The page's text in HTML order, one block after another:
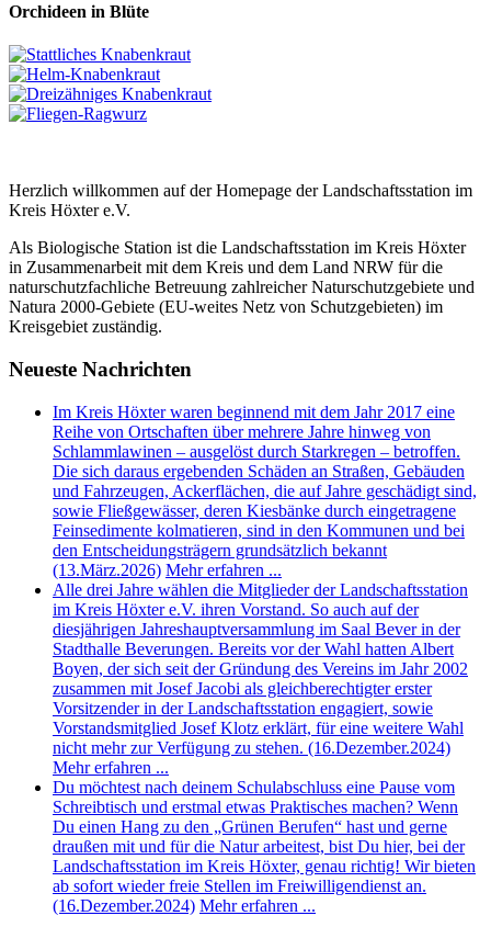
Orchideen in Blüte
Herzlich willkommen auf der Homepage der Landschaftsstation im
Kreis Höxter e.V.
Als Biologische Station ist die Landschaftsstation im Kreis Höxter
in Zusammenarbeit mit dem Kreis und dem Land NRW für die
naturschutzfachliche Betreuung zahlreicher Naturschutzgebiete und
Natura 2000-Gebiete (EU-weites Netz von Schutzgebieten) im
Kreisgebiet zuständig.
Neueste Nachrichten
Im Kreis Höxter waren beginnend mit dem Jahr 2017 eine
Reihe von Ortschaften über mehrere Jahre hinweg von
Schlammlawinen – ausgelöst durch Starkregen – betroffen.
Die sich daraus ergebenden Schäden an Straßen, Gebäuden
und Fahrzeugen, Ackerflächen, die auf Jahre geschädigt sind,
sowie Fließgewässer, deren Kiesbänke durch eingetragene
Feinsedimente kolmatieren, sind in den Kommunen und bei
den Entscheidungsträgern grundsätzlich bekannt
(13.März.2026) Mehr erfahren ...
Alle drei Jahre wählen die Mitglieder der Landschaftsstation
im Kreis Höxter e.V. ihren Vorstand. So auch auf der
diesjährigen Jahreshauptversammlung im Saal Bever in der
Stadthalle Beverungen. Bereits vor der Wahl hatten Albert
Boyen, der sich seit der Gründung des Vereins im Jahr 2002
zusammen mit Josef Jacobi als gleichberechtigter erster
Vorsitzender in der Landschaftsstation engagiert, sowie
Vorstandsmitglied Josef Klotz erklärt, für eine weitere Wahl
nicht mehr zur Verfügung zu stehen. (16.Dezember.2024)
Mehr erfahren ...
Du möchtest nach deinem Schulabschluss eine Pause vom
Schreibtisch und erstmal etwas Praktisches machen? Wenn
Du einen Hang zu den „Grünen Berufen“ hast und gerne
draußen mit und für die Natur arbeitest, bist Du hier, bei der
Landschaftsstation im Kreis Höxter, genau richtig! Wir bieten
ab sofort wieder freie Stellen im Freiwilligendienst an.
(16.Dezember.2024) Mehr erfahren ...